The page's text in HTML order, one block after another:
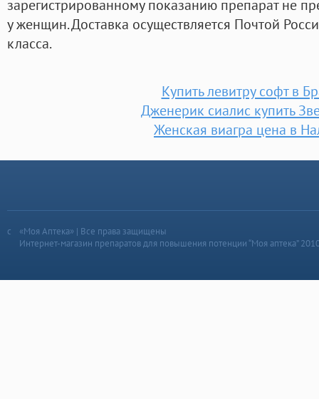
зарегистрированному показанию препарат не
у женщин. Доставка осуществляется Почтой
класса.
Купить левитру софт в
Дженерик сиалис купить
Женская виагра цена в
«Моя Аптека» | Все права защищены
Интернет-магазин препаратов для повышения потенции “Моя аптека”